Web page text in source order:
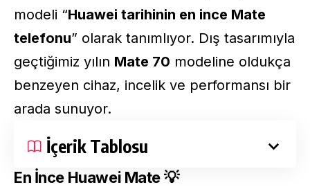
modeli “Huawei tarihinin en ince Mate
telefonu” olarak tanımlıyor. Dış tasarımıyla
geçtiğimiz yılın Mate 70 modeline oldukça
benzeyen cihaz, incelik ve performansı bir
arada sunuyor.
İçerik Tablosu
En İnce Huawei Mate 💡